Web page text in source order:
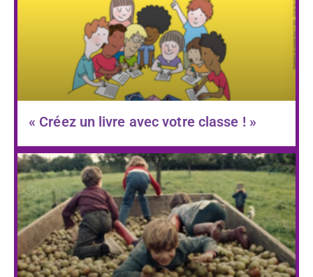
« Créez un livre avec votre classe ! »